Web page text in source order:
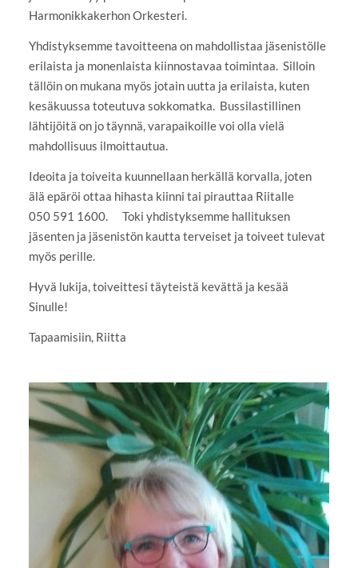
Harmonikkakerhon Orkesteri.
Yhdistyksemme tavoitteena on mahdollistaa jäsenistölle
erilaista ja monenlaista kiinnostavaa toimintaa. Silloin
tällöin on mukana myös jotain uutta ja erilaista, kuten
kesäkuussa toteutuva sokkomatka. Bussilastillinen
lähtijöitä on jo täynnä, varapaikoille voi olla vielä
mahdollisuus ilmoittautua.
Ideoita ja toiveita kuunnellaan herkällä korvalla, joten
älä epäröi ottaa hihasta kiinni tai pirauttaa Riitalle
050 591 1600. Toki yhdistyksemme hallituksen
jäsenten ja jäsenistön kautta terveiset ja toiveet tulevat
myös perille.
Hyvä lukija, toiveittesi täyteistä kevättä ja kesää
Sinulle!
Tapaamisiin, Riitta